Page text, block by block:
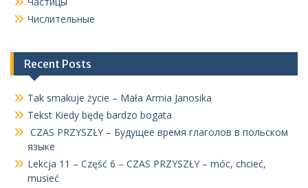
Числительные
Recent Posts
Tak smakuje życie – Mała Armia Janosika
Tekst Kiedy będę bardzo bogata
CZAS PRZYSZŁY – Будущее время глаголов в польском
языке
Lekcja 11 – Część 6 – CZAS PRZYSZŁY – móc, chcieć,
musieć